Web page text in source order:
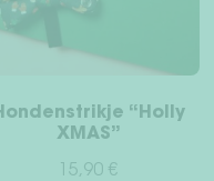
“Holly
XMAS”
15,90 €